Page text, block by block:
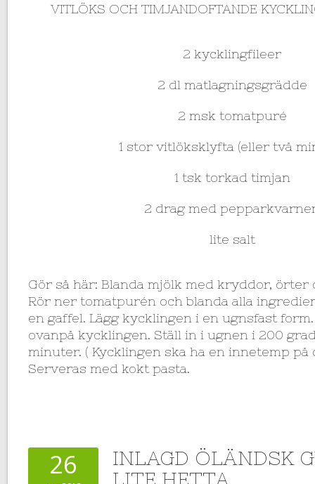
VITLÖKS OCH TIMJANDOFTANDE
2 kycklingfileer
2 dl matlagningsgrädde
2 msk tomatpuré
1 stor vitlöksklyfta (eller två
1 tsk torkad timjan
2 drag med
lite salt
Gör så här: Blanda mjölk med kryddor, örter
Rör ner tomatpurén och blanda alla
en gaffel. Lägg kycklingen i en ugnsfast
ovanpå kycklingen. Ställ in i ugnen i 200
minuter. ( Kycklingen ska ha en innetemp på
Serveras med kokt pasta.
26
INLAGD ÖLÄNDSK
LITE HETTA